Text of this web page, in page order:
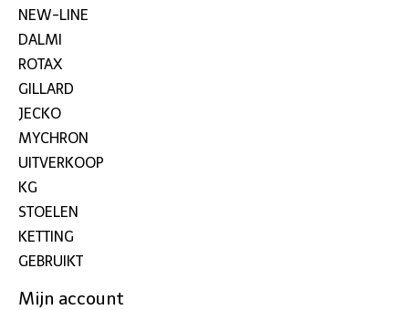
NEW-LINE
DALMI
ROTAX
GILLARD
JECKO
MYCHRON
UITVERKOOP
KG
STOELEN
KETTING
GEBRUIKT
Mijn account